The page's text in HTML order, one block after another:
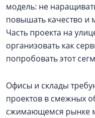
модель: не
повышать качество и
Часть проекта на
организовать как
попробовать этот
Офисы и склады
проектов в смежных
сжимающемся рынке